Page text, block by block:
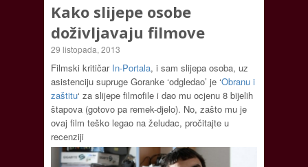
Kako slijepe osobe
doživljavaju filmove
29 listopada, 2013
Filmski kritičar In-Portala, i sam slijepa osoba, uz
asistenciju supruge Goranke ‘odgledao’ je ‘Obranu i
zaštitu‘ za slijepe filmofile i dao mu ocjenu 8 bijelih
štapova (gotovo pa remek-djelo). No, zašto mu je
ovaj film teško legao na želudac, pročitajte u
recenziji